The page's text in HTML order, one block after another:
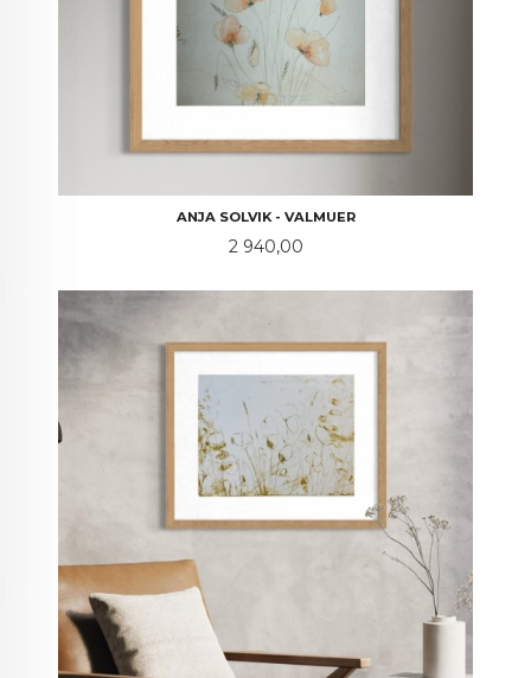
ANJA SOLVIK - VALMUER
Pris
2 940,00